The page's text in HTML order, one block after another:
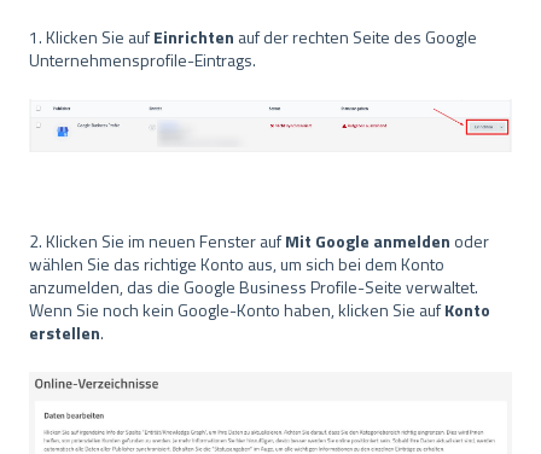
1. Klicken Sie aufEinrichten auf der rechten Seite des Google
Unternehmensprofile-Eintrags.
2. Klicken Sie im neuen Fenster aufMit Google anmelden oder
wählen Sie das richtige Konto aus, um sich bei dem Konto
anzumelden, das die Google Business Profile-Seite verwaltet.
Wenn Sie noch kein Google-Konto haben, klicken Sie aufKonto
erstellen.